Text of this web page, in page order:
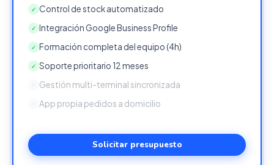
✓ Control de stock automatizado
✓ Integración Google Business Profile
✓ Formación completa del equipo (4h)
✓ Soporte prioritario 12 meses
Gestión multi-terminal sincronizada
App propia pedidos a domicilio
Solicitar presupuesto